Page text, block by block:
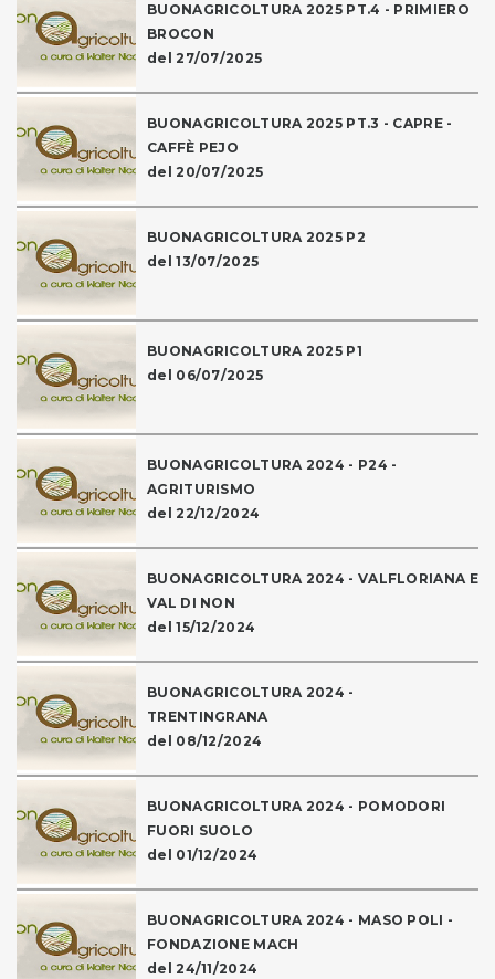
BUONAGRICOLTURA 2025 PT.4 - PRIMIERO
BROCON
del 27/07/2025
BUONAGRICOLTURA 2025 PT.3 - CAPRE -
CAFFÈ PEJO
del 20/07/2025
BUONAGRICOLTURA 2025 P2
del 13/07/2025
BUONAGRICOLTURA 2025 P1
del 06/07/2025
BUONAGRICOLTURA 2024 - P24 -
AGRITURISMO
del 22/12/2024
BUONAGRICOLTURA 2024 - VALFLORIANA E
VAL DI NON
del 15/12/2024
BUONAGRICOLTURA 2024 -
TRENTINGRANA
del 08/12/2024
BUONAGRICOLTURA 2024 - POMODORI
FUORI SUOLO
del 01/12/2024
BUONAGRICOLTURA 2024 - MASO POLI -
FONDAZIONE MACH
del 24/11/2024